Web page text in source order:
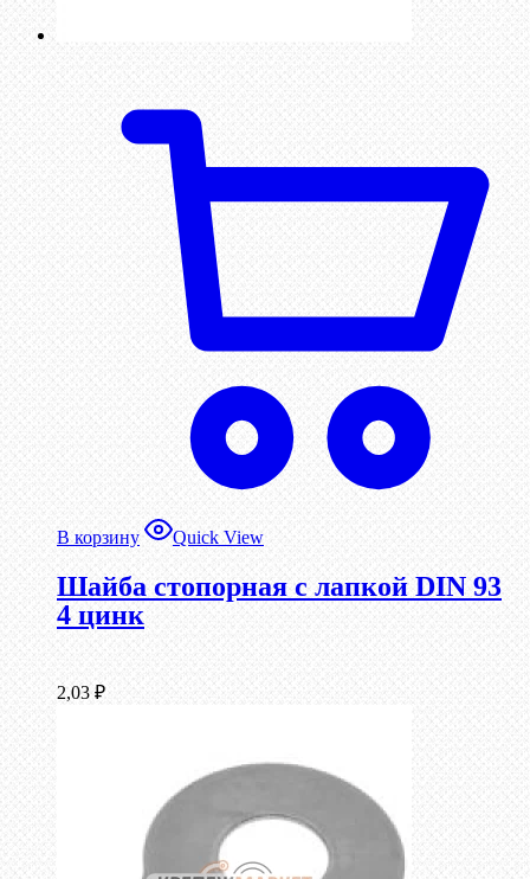
В корзину Quick View
Шайба стопорная с лапкой DIN 93
4 цинк
2,03 ₽